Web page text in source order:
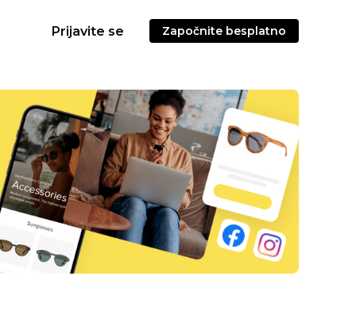
Prijavite se Započnite besplatno